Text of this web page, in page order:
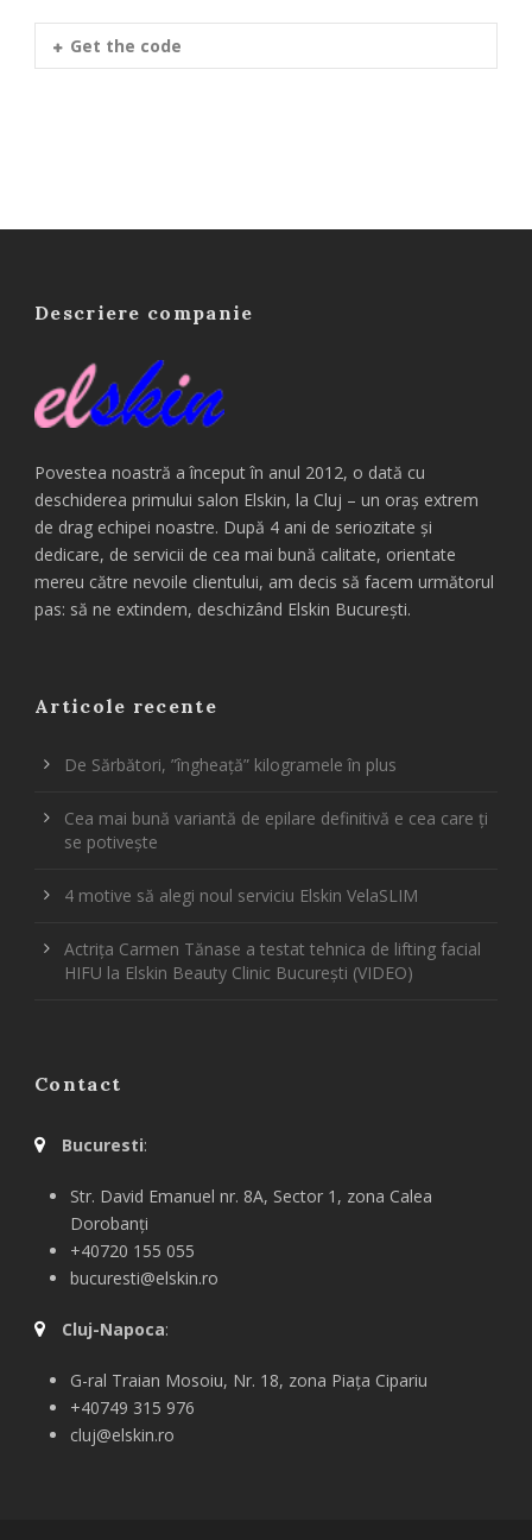
Get the code
Descriere companie
Povestea noastră a început în anul 2012, o dată cu
deschiderea primului salon Elskin, la Cluj – un oraș extrem
de drag echipei noastre. După 4 ani de seriozitate și
dedicare, de servicii de cea mai bună calitate, orientate
mereu către nevoile clientului, am decis să facem următorul
pas: să ne extindem, deschizând Elskin București.
Articole recente
De Sărbători, ”îngheață” kilogramele în plus
Cea mai bună variantă de epilare definitivă e cea care ți
se potivește
4 motive să alegi noul serviciu Elskin VelaSLIM
Actrița Carmen Tănase a testat tehnica de lifting facial
HIFU la Elskin Beauty Clinic București (VIDEO)
Contact
Bucuresti:
Str. David Emanuel nr. 8A, Sector 1, zona Calea
Dorobanți
+40720 155 055
bucuresti@elskin.ro
Cluj-Napoca:
G-ral Traian Mosoiu, Nr. 18, zona Piața Cipariu
+40749 315 976
cluj@elskin.ro